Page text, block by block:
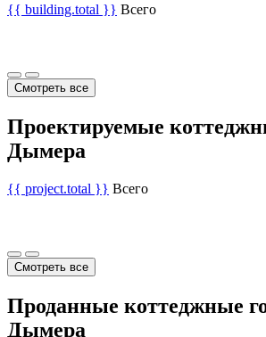
{{ building.total }} Всего
Смотреть все
Проектируемые
Дымера
{{ project.total }} Всего
Смотреть все
Проданные коттеджные
Дымера